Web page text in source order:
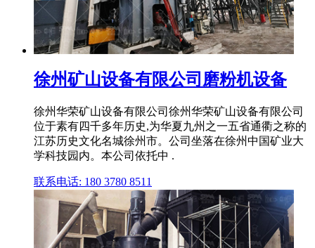
徐州矿山设备有限公司磨粉机设备
徐州华荣矿山设备有限公司徐州华荣矿山设备有限公司
位于素有四千多年历史,为华夏九州之一五省通衢之称的
江苏历史文化名城徐州市。公司坐落在徐州中国矿业大
学科技园内。本公司依托中 .
联系电话: 180 3780 8511